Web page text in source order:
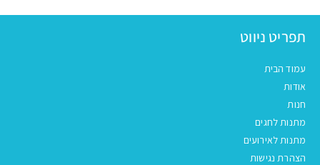
תפריט ניווט
עמוד הבית
אודות
חנות
מתנות לחגים
מתנות לאירועים
הצהרת נגישות